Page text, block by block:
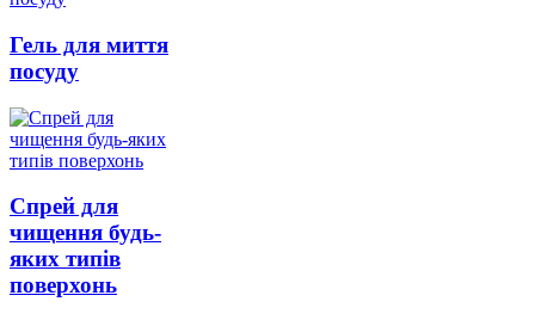
Гель для миття
посуду
Спрей для
чищення будь-
яких типів
поверхонь